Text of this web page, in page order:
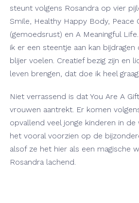
steunt volgens Rosandra op vier
Smile, Healthy Happy Body, Peace
(gemoedsrust) en A Meaningful
ik er een steentje aan kan
blijer voelen. Creatief bezig zijn en
leven brengen, dat doe ik heel
Niet verrassend is dat You Are A
vrouwen aantrekt. Er komen
opvallend veel jonge kinderen in de
het vooral voorzien op de
alsof ze het hier als een magische
Rosandra lachend.